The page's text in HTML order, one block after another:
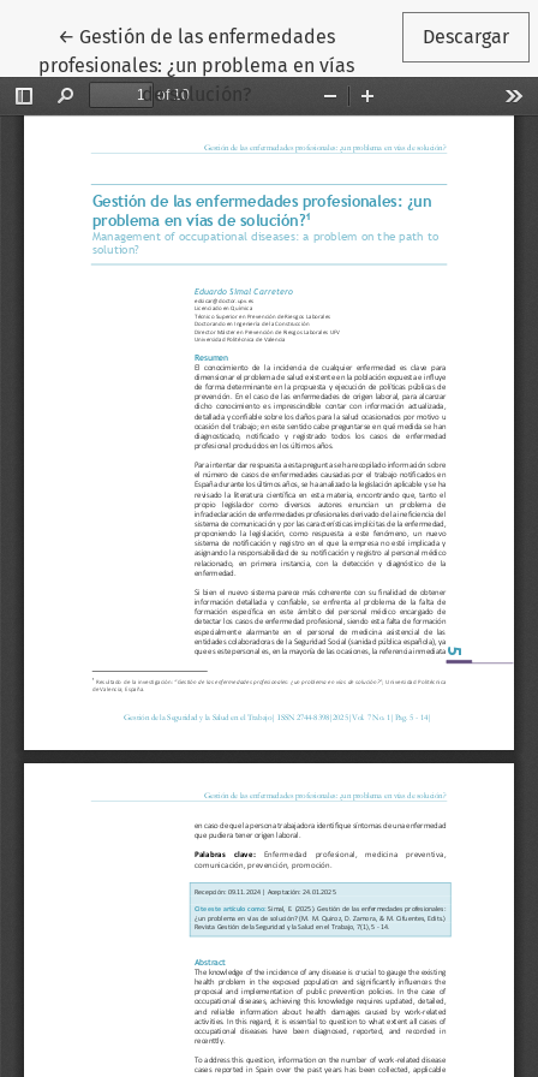
← Volver a los detalles del artículo
Gestión de las enfermedades
profesionales: ¿un problema en vías
de solución?
Descargar